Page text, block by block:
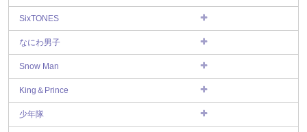
SixTONES
なにわ男子
Snow Man
King＆Prince
少年隊